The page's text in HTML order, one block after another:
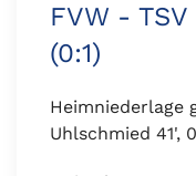
FVW -
(0:1)
Heimniederlage
Uhlschmied 41',